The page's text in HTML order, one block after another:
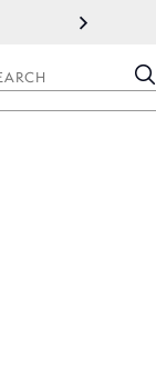
検
索